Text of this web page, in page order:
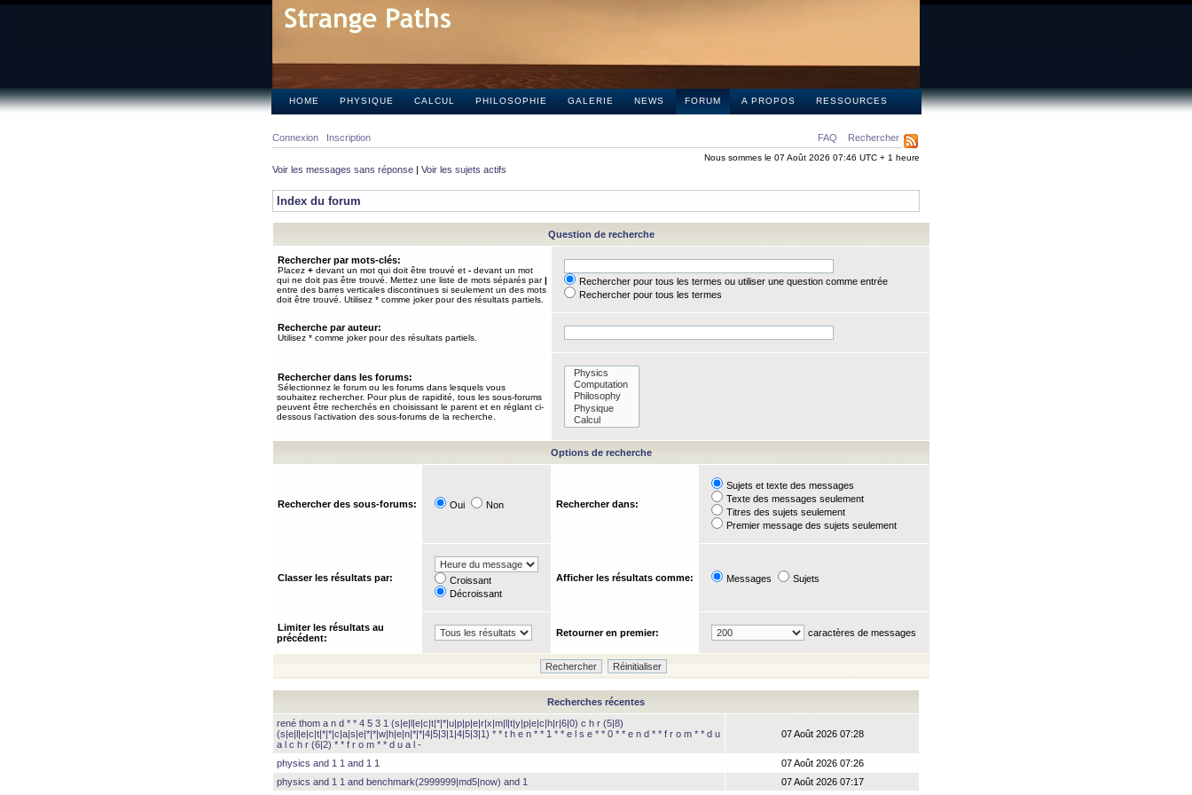
HOME PHYSIQUE CALCUL PHILOSOPHIE GALERIE NEWS FORUM A PROPOS RESSOURCES
FAQ Rechercher
Connexion Inscription
Nous sommes le 07 Août 2026 07:46 UTC + 1 heure
Voir les messages sans réponse | Voir les sujets actifs
Index du forum
Question de recherche
Rechercher par mots-clés:
Placez + devant un mot qui doit être trouvé et - devant un mot
qui ne doit pas être trouvé. Mettez une liste de mots séparés par|
entre des barres verticales discontinues si seulement un des mots
doit être trouvé. Utilisez * comme joker pour des résultats partiels.
Rechercher pour tous les termes ou utiliser une question comme entrée
Rechercher pour tous les termes
Recherche par auteur:
Utilisez * comme joker pour des résultats partiels.
Rechercher dans les forums:
Sélectionnez le forum ou les forums dans lesquels vous
souhaitez rechercher. Pour plus de rapidité, tous les sous-forums
peuvent être recherchés en choisissant le parent et en réglant ci-
dessous l’activation des sous-forums de la recherche.
Options de recherche
Rechercher des sous-forums: Oui Non Rechercher dans:
Sujets et texte des messages
Texte des messages seulement
Titres des sujets seulement
Premier message des sujets seulement
Classer les résultats par:
Croissant
Décroissant
Afficher les résultats comme: Messages Sujets
Limiter les résultats au
précédent:
Retourner en premier: caractères de messages
Recherches récentes
rené thom a n d * * 4 5 3 1 (s|e|l|e|c|t|*|*|u|p|p|e|r|x|m|l|t|y|p|e|c|h|r|6|0) c h r (5|8)
(s|e|l|e|c|t|*|*|c|a|s|e|*|*|w|h|e|n|*|*|4|5|3|1|4|5|3|1) * * t h e n * * 1 * * e l s e * * 0 * * e n d * * f r o m * * d u
a l c h r (6|2) * * f r o m * * d u a l -
07 Août 2026 07:28
physics and 1 1 and 1 1
07 Août 2026 07:26
physics and 1 1 and benchmark(2999999|md5|now) and 1
07 Août 2026 07:17